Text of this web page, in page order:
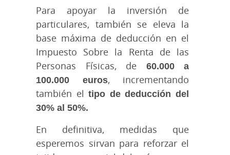
Para apoyar la inversión de
particulares, también se eleva la
base máxima de deducción en el
Impuesto Sobre la Renta de las
Personas Físicas, de 60.000 a
100.000 euros, incrementando
también el tipo de deducción del
30% al 50%.
En definitiva, medidas que
esperemos sirvan para reforzar el